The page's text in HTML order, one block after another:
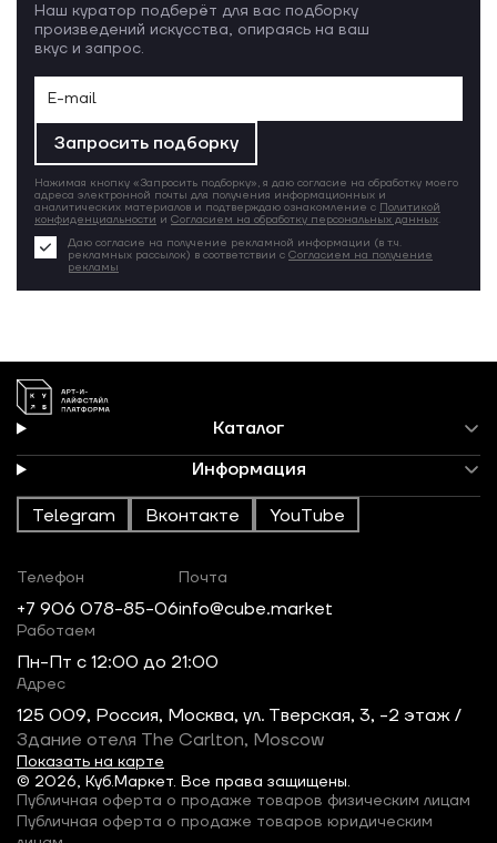
Наш куратор подберёт для вас подборку
произведений искусства, опираясь на ваш
вкус и запрос.
Запросить подборку
Нажимая кнопку «Запросить подборку», я даю согласие на обработку моего
адреса электронной почты для получения информационных и
аналитических материалов и подтверждаю ознакомление с Политикой
конфиденциальности и Согласием на обработку персональных данных.
Даю согласие на получение рекламной информации (в т.ч.
рекламных рассылок) в соответствии с Согласием на получение
рекламы
Каталог
Информация
Telegram Вконтакте YouTube
© 2026, Куб.Маркет. Все права защищены.
Телефон
+7 906 078-85-06
Почта
info@cube.market
Работаем
Пн-Пт c 12:00 до 21:00
Адрес
125 009, Россия, Москва, ул. Тверская, 3, -2 этаж /
Здание отеля The Carlton, Moscow
Показать на карте
Публичная оферта о продаже товаров физическим лицам
Публичная оферта о продаже товаров юридическим